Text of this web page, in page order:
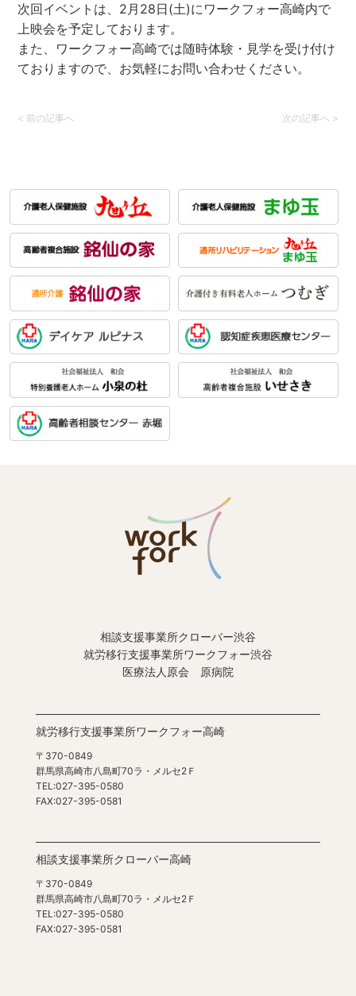
次回イベントは、2月28日(土)にワークフォー高崎内で
上映会を予定しております。
また、ワークフォー高崎では随時体験・見学を受け付け
ておりますので、お気軽にお問い合わせください。
<前の記事へ 次の記事へ >
相談支援事業所クローバー渋谷
就労移行支援事業所ワークフォー渋谷
医療法人原会 原病院
就労移行支援事業所ワークフォー高崎
〒370-0849
群馬県高崎市八島町70ラ・メルセ2Ｆ
TEL:027-395-0580
FAX:027-395-0581
相談支援事業所クローバー高崎
〒370-0849
群馬県高崎市八島町70ラ・メルセ2Ｆ
TEL:027-395-0580
FAX:027-395-0581